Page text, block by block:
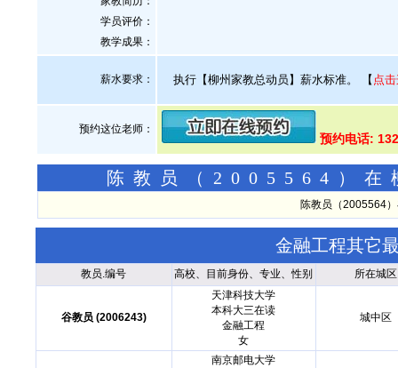
学员评价：
教学成果：
薪水要求： 执行【柳州家教总动员】薪水标准。 【 点
预约这位老师：
预约电话:
陈教员（2005564）在
陈教员（2005564
金融工程其它
教员.编号 高校、目前身份、专业、性别 所在城区
谷教员 (2006243)
天津科技大学
本科大三在读
金融工程
女
城中区
南京邮电大学